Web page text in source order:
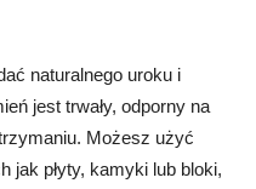
naturalnego uroku i
jest trwały, odporny na
Możesz użyć
jak płyty, kamyki lub bloki,